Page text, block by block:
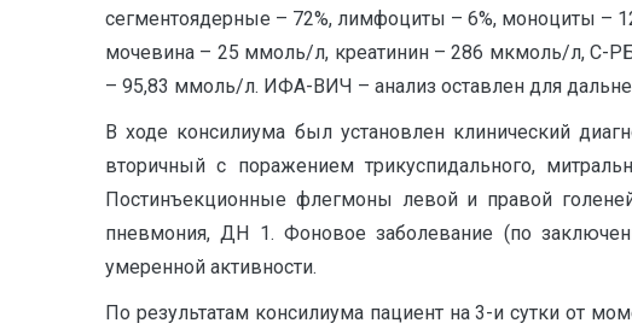
сегментоядерные – 72%, лимфоциты – 6%, моноциты –
мочевина – 25 ммоль/л, креатинин – 286 мкмоль/л, С-
– 95,83 ммоль/л. ИФА-ВИЧ – анализ оставлен для
В ходе консилиума был установлен клинический
вторичный с поражением трикуспидального,
Постинъекционные флегмоны левой и правой
пневмония, ДН 1. Фоновое заболевание (по
умеренной активности.
По результатам консилиума пациент на 3-и сутки от